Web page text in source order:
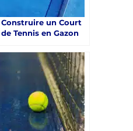
Construire un Court
de Tennis en Gazon
Comment Obtenir
l’Approbation des
Autorités Locales